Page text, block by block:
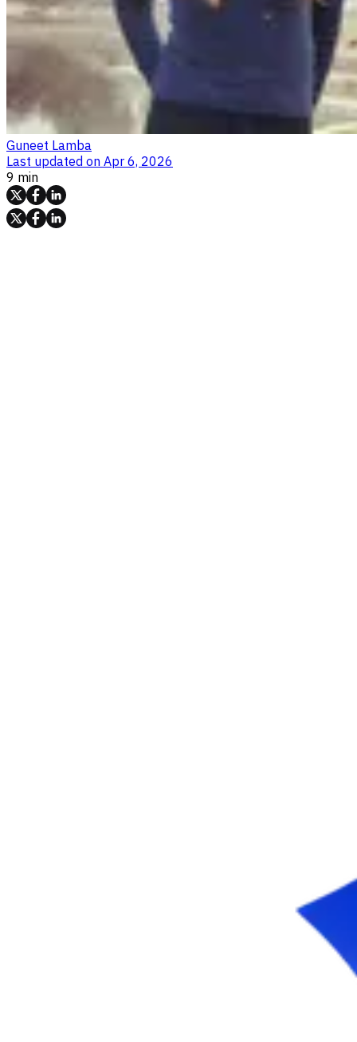
Guneet Lamba
Last updated on Apr 6, 2026
9 min